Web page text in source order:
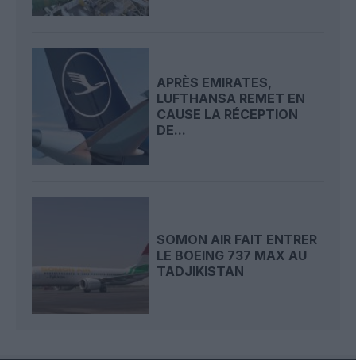
APRÈS EMIRATES,
LUFTHANSA REMET EN
CAUSE LA RÉCEPTION
DE...
SOMON AIR FAIT ENTRER
LE BOEING 737 MAX AU
TADJIKISTAN